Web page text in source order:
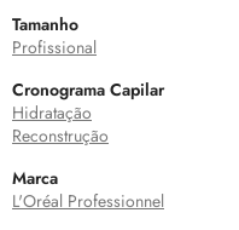
Tamanho
Profissional
Cronograma Capilar
Hidratação
Reconstrução
Marca
L'Oréal Professionnel